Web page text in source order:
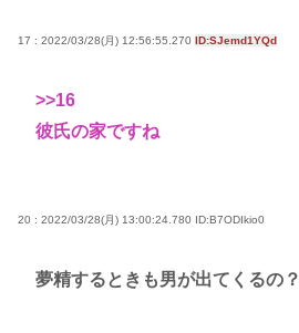
17 : 2022/03/28(月) 12:56:55.270 ID:SJemd1YQd
>>16
彼氏の家ですね
20 : 2022/03/28(月) 13:00:24.780 ID:B7ODIkio0
夢精するときも男が出てくるの？